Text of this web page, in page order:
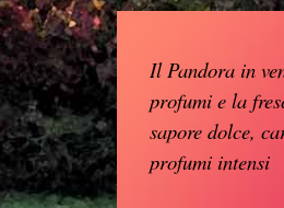
Il Pandora in
profumi e la
sapore dolce,
profumi intensi